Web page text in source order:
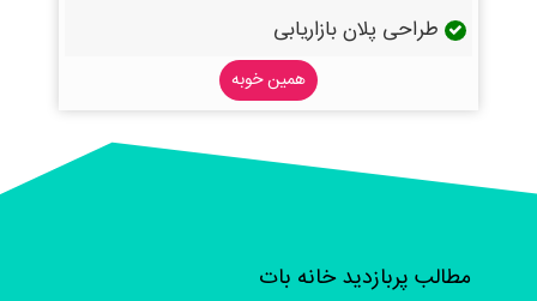
طراحی پلان بازاریابی
همین خوبه
مطالب پربازدید خانه بات